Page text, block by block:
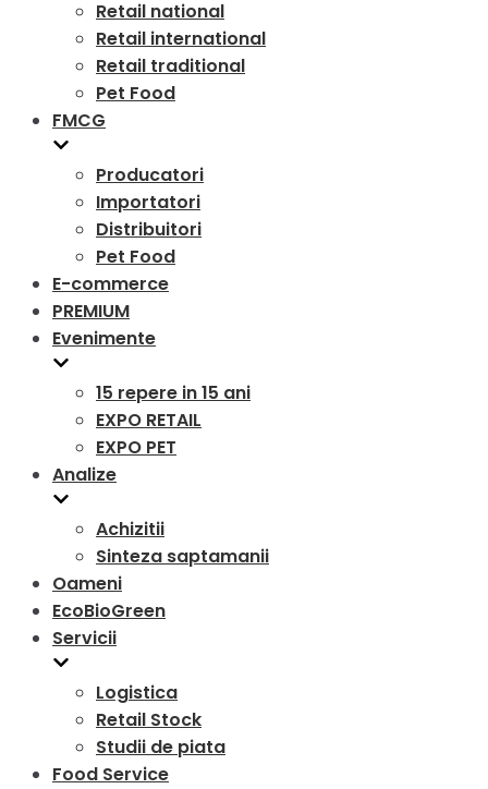
Retail national
Retail international
Retail traditional
Pet Food
FMCG
Producatori
Importatori
Distribuitori
Pet Food
E-commerce
PREMIUM
Evenimente
15 repere in 15 ani
EXPO RETAIL
EXPO PET
Analize
Achizitii
Sinteza saptamanii
Oameni
EcoBioGreen
Servicii
Logistica
Retail Stock
Studii de piata
Food Service